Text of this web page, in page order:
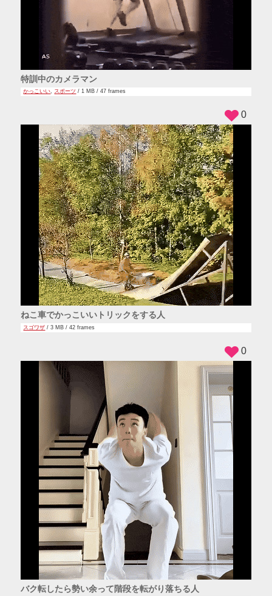
特訓中のカメラマン
かっこいい, スポーツ / 1 MB / 47 frames
ねこ車でかっこいいトリックをする人
スゴワザ / 3 MB / 42 frames
0
バク転したら勢い余って階段を転がり落ちる人
0